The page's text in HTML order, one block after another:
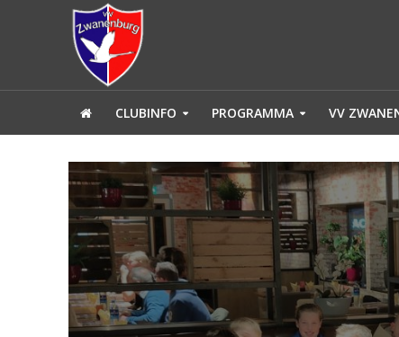
CLUBINFO PROGRAMMA VV